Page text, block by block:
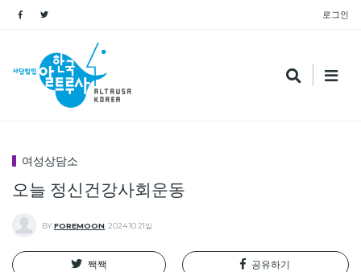
로그인
여성상담소
오늘 정신건강사회운동
BY FOREMOON 2024 10 21일
짹짹 공유하기